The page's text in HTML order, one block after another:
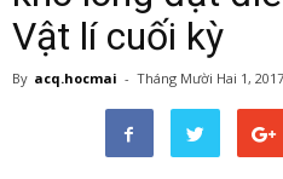
Vật lí cuối kỳ
By acq.hocmai - Tháng Mười Hai 1, 2017